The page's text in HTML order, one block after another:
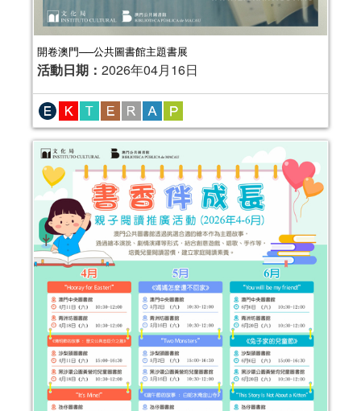
開卷澳門──公共圖書館主題書展
活動日期： 2026年04月16日